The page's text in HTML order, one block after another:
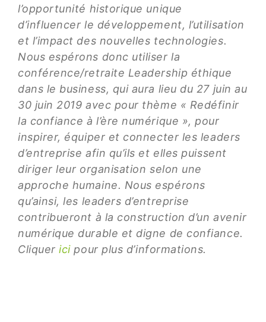
l’opportunité historique unique
d’influencer le développement, l’utilisation
et l’impact des nouvelles technologies.
Nous espérons donc utiliser la
conférence/retraite Leadership éthique
dans le business, qui aura lieu du 27 juin au
30 juin 2019 avec pour thème « Redéfinir
la confiance à l’ère numérique », pour
inspirer, équiper et connecter les leaders
d’entreprise afin qu’ils et elles puissent
diriger leur organisation selon une
approche humaine. Nous espérons
qu’ainsi, les leaders d’entreprise
contribueront à la construction d’un avenir
numérique durable et digne de confiance.
Cliquericipour plus d’informations.